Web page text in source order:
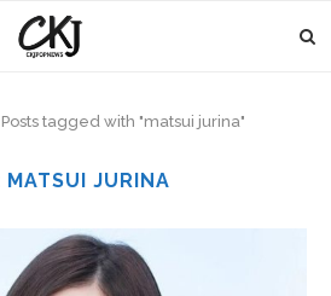
Posts tagged with "matsui jurina"
MATSUI JURINA